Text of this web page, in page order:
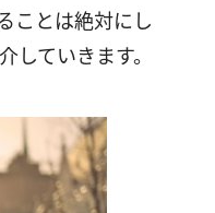
ことは絶対にし
ていきます。